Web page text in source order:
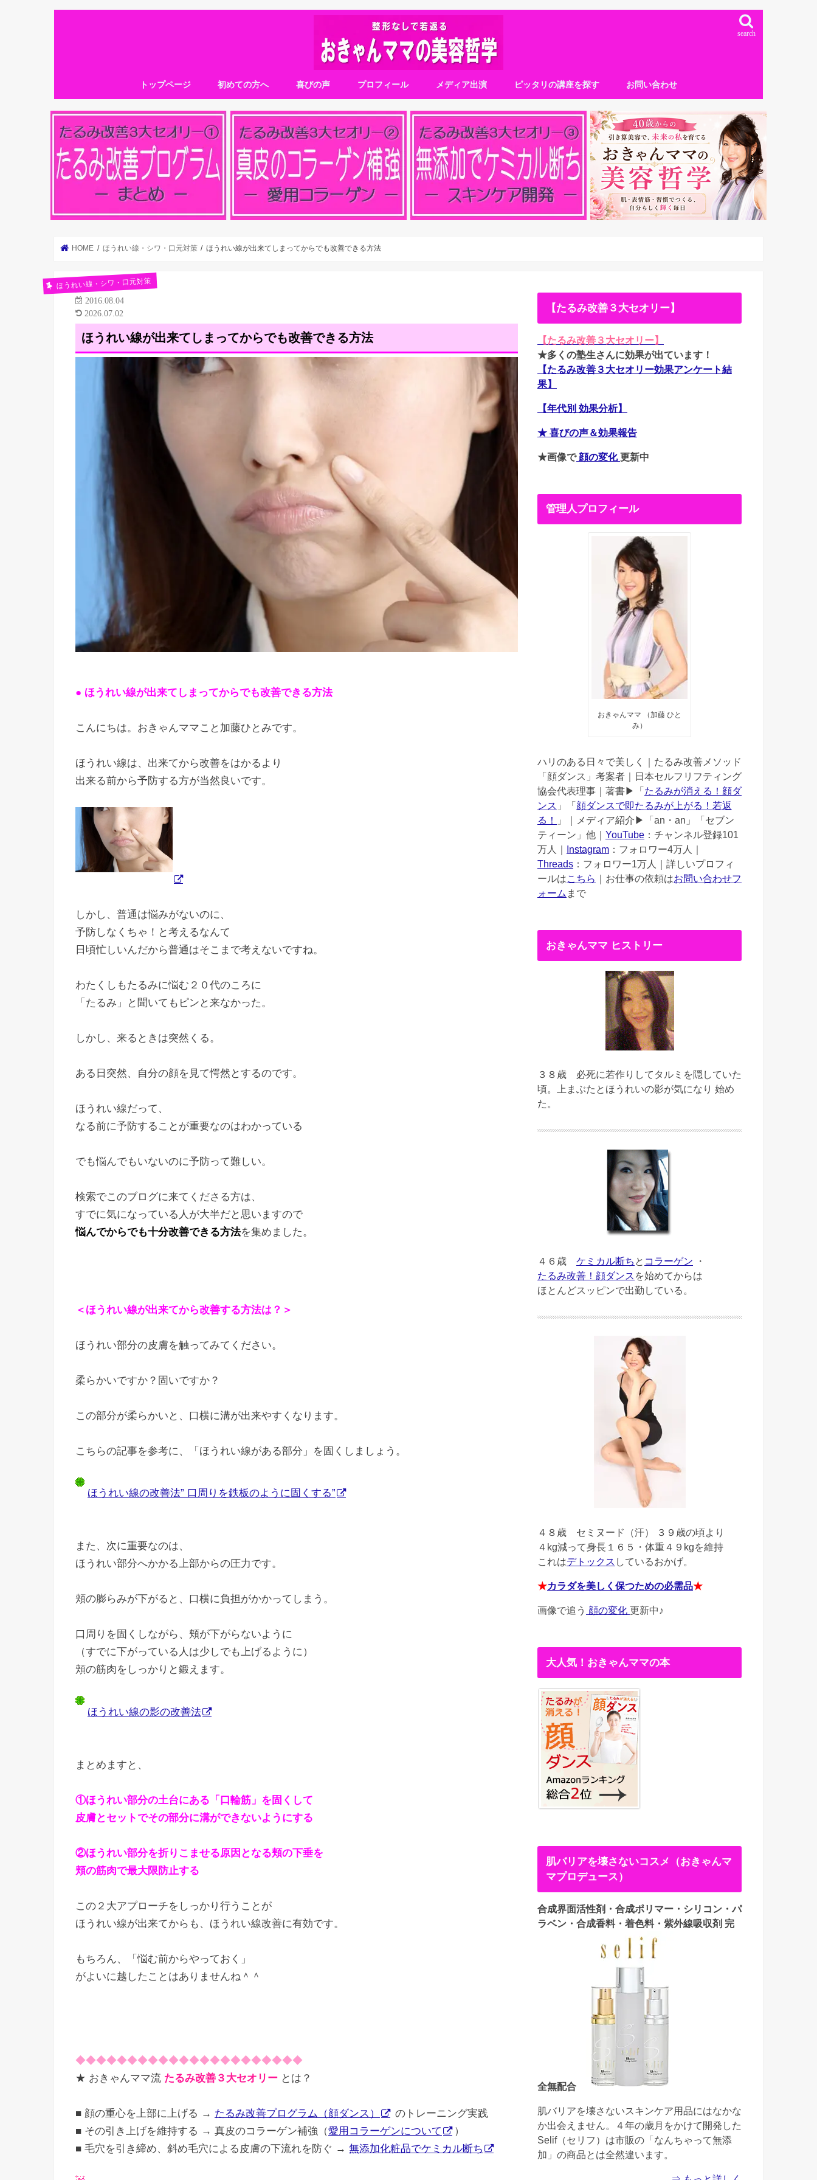
search
トップページ 初めての方へ 喜びの声 プロフィール メディア出演 ピッタリの講座を探す お問い合わせ
HOME ほうれい線・シワ・口元対策 ほうれい線が出来てしまってからでも改善できる方法
ほうれい線・シワ・口元対策
2016.08.04
2026.07.02
ほうれい線が出来てしまってからでも改善できる方法
● ほうれい線が出来てしまってからでも改善できる方法
こんにちは。おきゃんママこと加藤ひとみです。
ほうれい線は、出来てから改善をはかるより
出来る前から予防する方が当然良いです。
しかし、普通は悩みがないのに、
予防しなくちゃ！と考えるなんて
日頃忙しいんだから普通はそこまで考えないですね。
わたくしもたるみに悩む２０代のころに
「たるみ」と聞いてもピンと来なかった。
しかし、来るときは突然くる。
ある日突然、自分の顔を見て愕然とするのです。
ほうれい線だって、
なる前に予防することが重要なのはわかっている
でも悩んでもいないのに予防って難しい。
検索でこのブログに来てくださる方は、
すでに気になっている人が大半だと思いますので
悩んでからでも十分改善できる方法を集めました。
＜ほうれい線が出来てから改善する方法は？＞
ほうれい部分の皮膚を触ってみてください。
柔らかいですか？固いですか？
この部分が柔らかいと、口横に溝が出来やすくなります。
こちらの記事を参考に、「ほうれい線がある部分」を固くしましょう。
ほうれい線の改善法” 口周りを鉄板のように固くする”
また、次に重要なのは、
ほうれい部分へかかる上部からの圧力です。
頬の膨らみが下がると、口横に負担がかかってしまう。
口周りを固くしながら、頬が下がらないように
（すでに下がっている人は少しでも上げるように）
頬の筋肉をしっかりと鍛えます。
ほうれい線の影の改善法
まとめますと、
①ほうれい部分の土台にある「口輪筋」を固くして
皮膚とセットでその部分に溝ができないようにする
②ほうれい部分を折りこませる原因となる頬の下垂を
頬の筋肉で最大限防止する
この２大アプローチをしっかり行うことが
ほうれい線が出来てからも、ほうれい線改善に有効です。
もちろん、「悩む前からやっておく」
がよいに越したことはありませんね＾＾
◆◆◆◆◆◆◆◆◆◆◆◆◆◆◆◆◆◆◆◆◆◆
★ おきゃんママ流 たるみ改善３大セオリー とは？
■ 顔の重心を上部に上げる → たるみ改善プログラム（顔ダンス）
のトレーニング実践
■ その引き上げを維持する → 真皮のコラーゲン補強（愛用コラーゲンについて
）
■ 毛穴を引き締め、斜め毛穴による皮膚の下流れを防ぐ → 無添加化粧品でケミカル断ち
【たるみ改善３大セオリー】
【たるみ改善３大セオリー】
★多くの塾生さんに効果が出ています！
【たるみ改善３大セオリー効果アンケート結
果】
【年代別 効果分析】
★ 喜びの声＆効果報告
★画像で顔の変化更新中
管理人プロフィール
おきゃんママ （加藤 ひと
み）
ハリのある日々で美しく｜たるみ改善メソッド
「顔ダンス」考案者｜日本セルフリフティング
協会代表理事｜著書▶︎「 たるみが消える！顔ダ
ンス 」「 顔ダンスで即たるみが上がる！若返
る！
」｜メディア紹介▶︎「an・an」「セブン
ティーン」他｜ YouTube ：チャンネル登録101
万人｜
Instagram ：フォロワー4万人｜
Threads ：フォロワー1万人｜詳しいプロフィ
ールはこちら ｜お仕事の依頼はお問い合わせフ
ォーム まで
おきゃんママ ヒストリー
３８歳 必死に若作りしてタルミを隠していた
頃。上まぶたとほうれいの影が気になり 始め
た。
４６歳 ケミカル断ち と コラーゲン ・
たるみ改善！顔ダンス を始めてからは
ほとんどスッピンで出勤している。
４８歳 セミヌード（汗） ３９歳の頃より
４kg減って身長１６５・体重４９kgを維持
これはデトックス しているおかげ。
★カラダを美しく保つための必需品★
画像で追う 顔の変化 更新中♪
大人気！おきゃんママの本
肌バリアを壊さないコスメ（おきゃんマ
マプロデュース）
合成界面活性剤・合成ポリマー・シリコン・パ
ラベン・合成香料・着色料・紫外線吸収剤 完
全無配合
肌バリアを壊さないスキンケア用品にはなかな
か出会えません。４年の歳月をかけて開発した
Selif（セリフ）は市販の「なんちゃって無添
加」の商品とは全然違います。